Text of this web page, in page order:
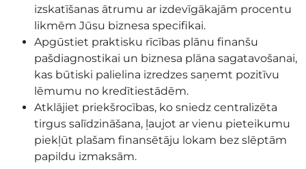
izskatīšanas ātrumu ar izdevīgākajām procentu
likmēm Jūsu biznesa specifikai.
Apgūstiet praktisku rīcības plānu finanšu
pašdiagnostikai un biznesa plāna sagatavošanai,
kas būtiski palielina izredzes saņemt pozitīvu
lēmumu no kredītiestādēm.
Atklājiet priekšrocības, ko sniedz centralizēta
tirgus salīdzināšana, ļaujot ar vienu pieteikumu
piekļūt plašam finansētāju lokam bez slēptām
papildu izmaksām.